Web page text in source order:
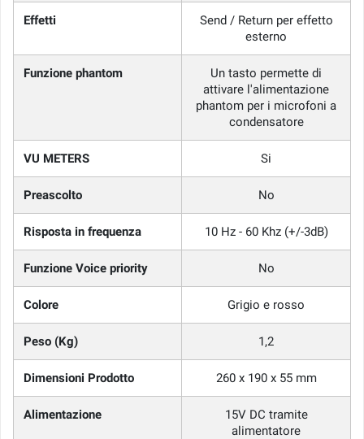
Effetti
Send / Return per effetto
esterno
Funzione phantom
Un tasto permette di
attivare l'alimentazione
phantom per i microfoni a
condensatore
VU METERS Si
Preascolto No
Risposta in frequenza 10 Hz - 60 Khz (+/-3dB)
Funzione Voice priority No
Colore Grigio e rosso
Peso (Kg) 1,2
Dimensioni Prodotto 260 x 190 x 55 mm
Alimentazione
15V DC tramite
alimentatore